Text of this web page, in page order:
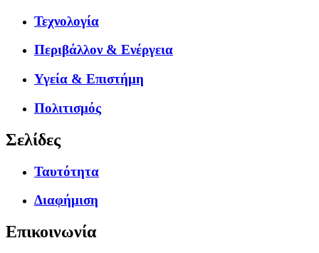
Τεχνολογία
Περιβάλλον & Ενέργεια
Υγεία & Επιστήμη
Πολιτισμός
Σελίδες
Ταυτότητα
Διαφήμιση
Επικοινωνία